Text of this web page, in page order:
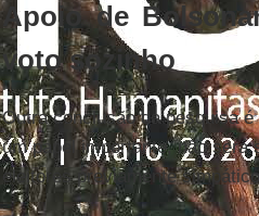
Apoio de
voto sozinho
Outra conclusão da pesquisa
um papel importante, não será
eleitores previamente